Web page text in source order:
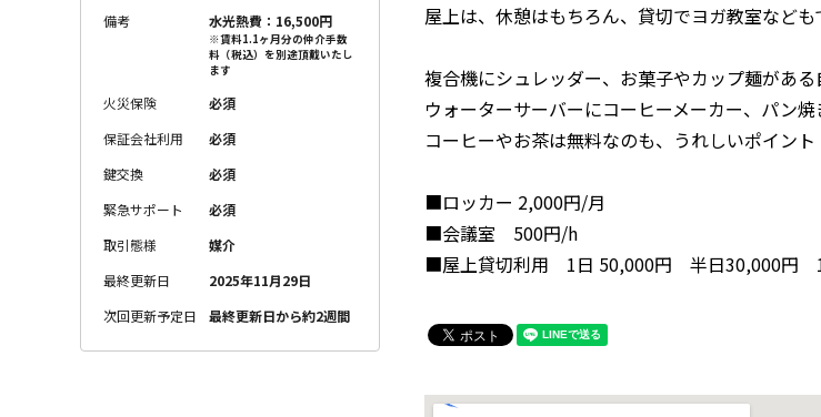
屋上は、休憩はもちろん、貸切でヨガ教室など
複合機にシュレッダー、お菓子やカップ麺がある
ウォーターサーバーにコーヒーメーカー、パン
コーヒーやお茶は無料なのも、うれしいポイント
■ロッカー 2,000円/月
■会議室 500円/h
■屋上貸切利用 1日 50,000円 半日30,000円
備考
水光熱費：16,500円
※賃料1.1ヶ月分の仲介手数
料（税込）を別途頂戴いたし
ます
火災保険
必須
保証会社利用
必須
鍵交換
必須
緊急サポート
必須
取引態様
媒介
最終更新日
2025年11月29日
次回更新予定日
最終更新日から約2週間